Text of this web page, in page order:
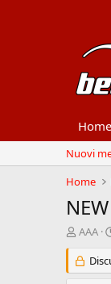
Home
Nuovi
Home
A
t
o
AAA